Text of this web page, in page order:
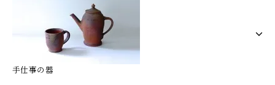
手仕事の器